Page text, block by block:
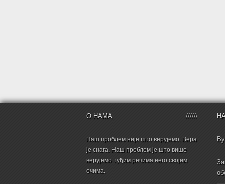
О НАМА
Наш проблем није што верујемо. Вера
је снага. Наш проблем је што више
верујемо туђим речима него својим
очима.